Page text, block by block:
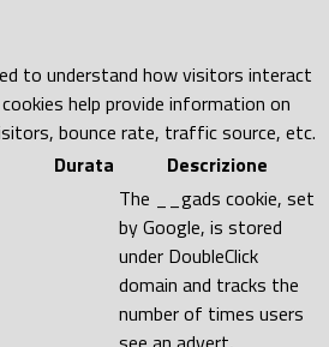
to understand how visitors interact
help provide information on
bounce rate, traffic source, etc.
Durata Descrizione
The __gads cookie, set
by Google, is stored
under DoubleClick
domain and tracks the
number of times users